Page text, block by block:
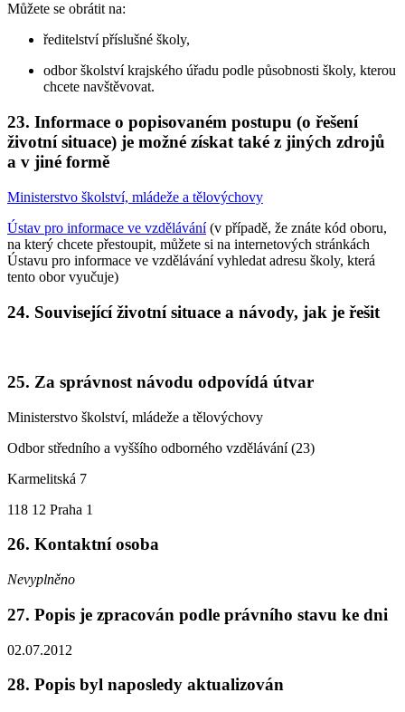
Můžete se obrátit na:
ředitelství příslušné školy,
odbor školství krajského úřadu podle působnosti školy, kterou
chcete navštěvovat.
23. Informace o popisovaném postupu (o řešení
životní situace) je možné získat také z jiných zdrojů
a v jiné formě
Ministerstvo školství, mládeže a tělovýchovy
Ústav pro informace ve vzdělávání(v případě, že znáte kód oboru,
na který chcete přestoupit, můžete si na internetových stránkách
Ústavu pro informace ve vzdělávání vyhledat adresu školy, která
tento obor vyučuje)
24. Související životní situace a návody, jak je řešit
25. Za správnost návodu odpovídá útvar
Ministerstvo školství, mládeže a tělovýchovy
Odbor středního a vyššího odborného vzdělávání (23)
Karmelitská 7
118 12 Praha 1
26. Kontaktní osoba
Nevyplněno
27. Popis je zpracován podle právního stavu ke dni
02.07.2012
28. Popis byl naposledy aktualizován